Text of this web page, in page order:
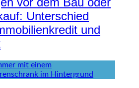
Unterschied
und